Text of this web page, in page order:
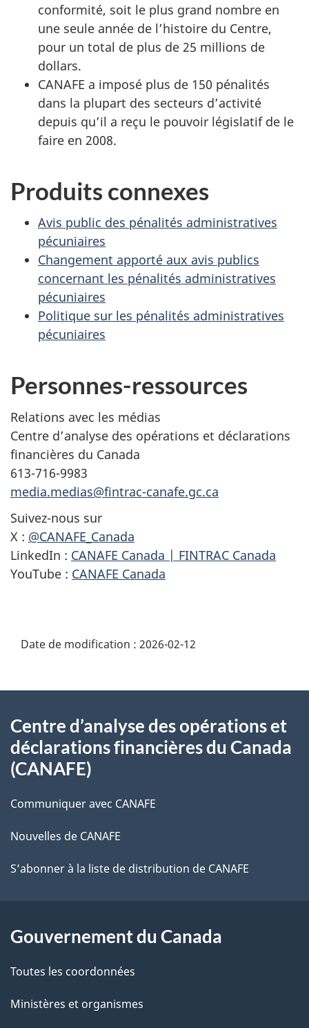
conformité, soit le plus grand nombre en
une seule année de l’histoire du Centre,
pour un total de plus de 25 millions de
dollars.
CANAFE a imposé plus de 150 pénalités
dans la plupart des secteurs d’activité
depuis qu’il a reçu le pouvoir législatif de le
faire en 2008.
Produits connexes
Avis public des pénalités administratives
pécuniaires
Changement apporté aux avis publics
concernant les pénalités administratives
pécuniaires
Politique sur les pénalités administratives
pécuniaires
Personnes-ressources
Relations avec les médias
Centre d’analyse des opérations et déclarations
financières du Canada
613-716-9983
media.medias@fintrac-canafe.gc.ca
Suivez-nous sur
X : @CANAFE_Canada
LinkedIn : CANAFE Canada | FINTRAC Canada
YouTube : CANAFE Canada
Date de modification : 2026-02-12
propos
de
ce
Centre d’analyse des opérations et
déclarations financières du Canada
(CANAFE)
Communiquer avec CANAFE
Nouvelles de CANAFE
S’abonner à la liste de distribution de CANAFE
Gouvernement du Canada
Toutes les coordonnées
Ministères et organismes